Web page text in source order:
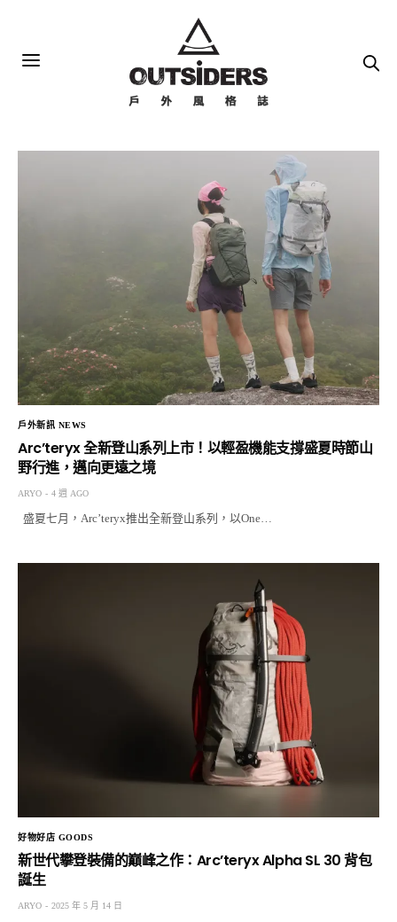
戶外新訊 NEWS
Arc’teryx 全新登山系列上市！以輕盈機能支撐盛夏時節山
野行進，邁向更遠之境
ARYO 4 週 AGO
盛夏七月，Arc’teryx推出全新登山系列，以One…
好物好店 GOODS
新世代攀登裝備的巔峰之作：Arc’teryx Alpha SL 30 背包
誕生
ARYO 2025 年 5 月 14 日